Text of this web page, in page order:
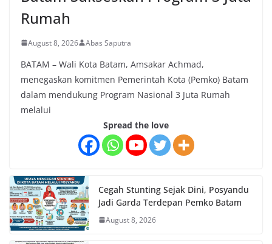
Rumah
August 8, 2026 Abas Saputra
BATAM – Wali Kota Batam, Amsakar Achmad,
menegaskan komitmen Pemerintah Kota (Pemko) Batam
dalam mendukung Program Nasional 3 Juta Rumah
melalui
Spread the love
Cegah Stunting Sejak Dini, Posyandu
Jadi Garda Terdepan Pemko Batam
August 8, 2026